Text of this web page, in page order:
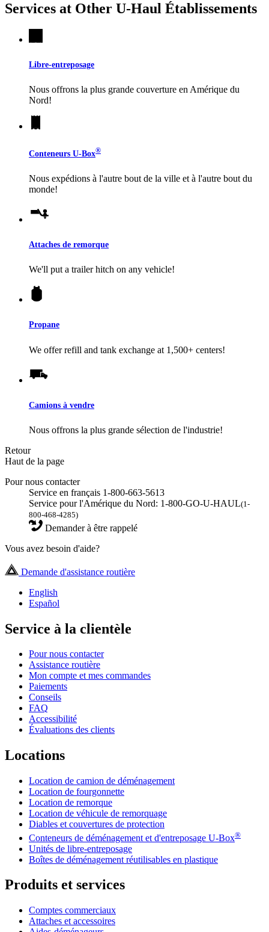
Services at Other U-Haul Établissements
Libre-entreposage
Nous offrons la plus grande couverture en Amérique du
Nord!
Conteneurs U-Box®
Nous expédions à l'autre bout de la ville et à l'autre bout du
monde!
Attaches de remorque
We'll put a trailer hitch on any vehicle!
Propane
We offer refill and tank exchange at 1,500+ centers!
Camions à vendre
Nous offrons la plus grande sélection de l'industrie!
Retour
Haut de la page
Pour nous contacter
Service en français 1-800-663-5613
Service pour l'Amérique du Nord: 1-800-GO-U-HAUL(1-
800-468-4285)
Demander à être rappelé
Vous avez besoin d'aide?
Demande d'assistance routière
English
Español
Service à la clientèle
Pour nous contacter
Assistance routière
Mon compte et mes commandes
Paiements
Conseils
FAQ
Accessibilité
Évaluations des clients
Locations
Location de camion de déménagement
Location de fourgonnette
Location de remorque
Location de véhicule de remorquage
Diables et couvertures de protection
Conteneurs de déménagement et d'entreposage U-Box®
Unités de libre-entreposage
Boîtes de déménagement réutilisables en plastique
Produits et services
Comptes commerciaux
Attaches et accessoires